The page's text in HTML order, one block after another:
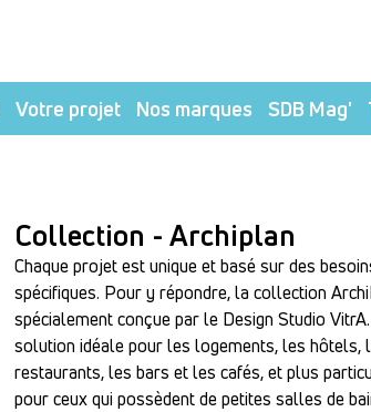
Votre projet Nos marques SDB Mag'
Collection - Archiplan
Chaque projet est unique et basé sur des
spécifiques. Pour y répondre, la collection
spécialement conçue par le Design Studio
solution idéale pour les logements, les hôtels,
restaurants, les bars et les cafés, et plus
pour ceux qui possèdent de petites salles de